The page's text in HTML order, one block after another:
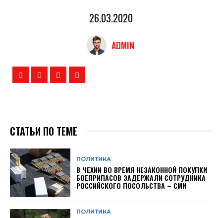
26.03.2020
ADMIN
СТАТЬИ ПО ТЕМЕ
ПОЛИТИКА
В ЧЕХИИ ВО ВРЕМЯ НЕЗАКОННОЙ ПОКУПКИ
БОЕПРИПАСОВ ЗАДЕРЖАЛИ СОТРУДНИКА
РОССИЙСКОГО ПОСОЛЬСТВА – СМИ
ПОЛИТИКА